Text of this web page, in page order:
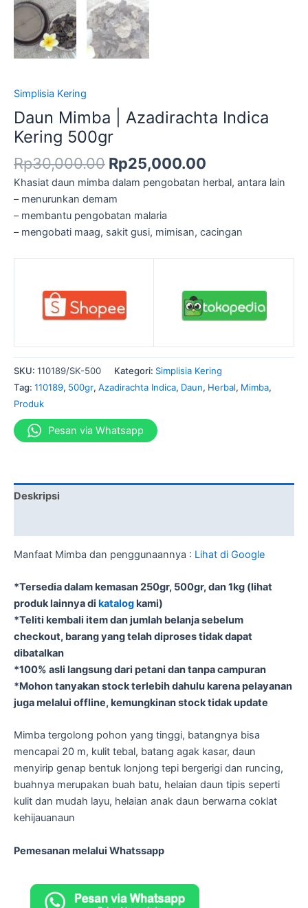
Simplisia Kering
Daun Mimba | Azadirachta Indica
Kering 500gr
Rp30,000.00 Rp25,000.00
Khasiat daun mimba dalam pengobatan herbal, antara lain
– menurunkan demam
– membantu pengobatan malaria
– mengobati maag, sakit gusi, mimisan, cacingan
SKU: 110189/SK-500 Kategori: Simplisia Kering
Tag: 110189, 500gr, Azadirachta Indica, Daun, Herbal, Mimba,
Produk
Pesan via Whatsapp
Deskripsi
Manfaat Mimba dan penggunaannya : Lihat di Google
*Tersedia dalam kemasan 250gr, 500gr, dan 1kg (lihat
produk lainnya di katalogkami)
*Teliti kembali item dan jumlah belanja sebelum
checkout, barang yang telah diproses tidak dapat
dibatalkan
*100% asli langsung dari petani dan tanpa campuran
*Mohon tanyakan stock terlebih dahulu karena pelayanan
juga melalui offline, kemungkinan stock tidak update
Mimba tergolong pohon yang tinggi, batangnya bisa
mencapai 20 m, kulit tebal, batang agak kasar, daun
menyirip genap bentuk lonjong tepi bergerigi dan runcing,
buahnya merupakan buah batu, helaian daun tipis seperti
kulit dan mudah layu, helaian anak daun berwarna coklat
kehijauanaun
Pemesanan melalui Whatssapp